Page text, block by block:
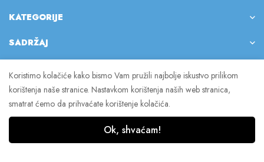
KATEGORIJE
SADRŽAJ
© 2023 Lively Pharm. Sva prava pridržana.
Koristimo kolačiće kako bismo Vam pružili najbolje iskustvo prilikom
korištenja naše stranice. Nastavkom korištenja naših web stranica,
smatrat ćemo da prihvaćate korištenje kolačića.
Ok, shvaćam!